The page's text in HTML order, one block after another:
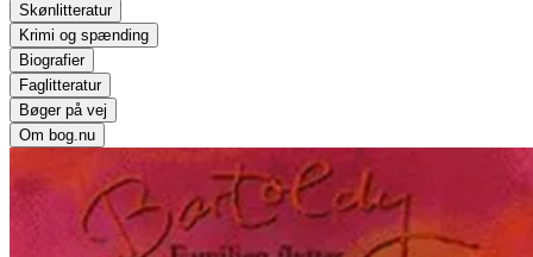
Skønlitteratur
Krimi og spænding
Biografier
Faglitteratur
Bøger på vej
Om bog.nu